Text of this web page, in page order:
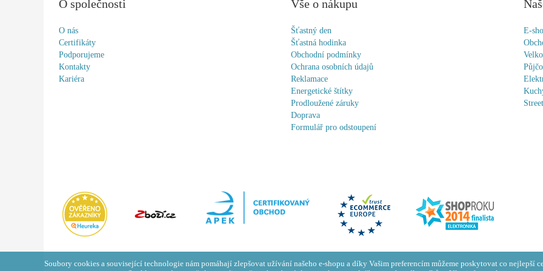
O společnosti
O nás
Certifikáty
Podporujeme
Kontakty
Kariéra
Vše o nákupu
Šťastný den
Šťastná hodinka
Obchodní podmínky
Ochrana osobních údajů
Reklamace
Energetické štítky
Prodloužené záruky
Doprava
Formulář pro odstoupení
E-
Soubory cookies a související technologie nám pomáhají zlepšovat užívání našeho e-shopu a díky Vašim preferencím můžeme poskytovat co nejlepší